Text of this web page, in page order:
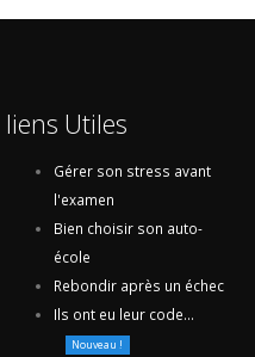
liens Utiles
Gérer son stress avant
l'examen
Bien choisir son auto-
école
Rebondir après un échec
Ils ont eu leur code...
Nouveau !